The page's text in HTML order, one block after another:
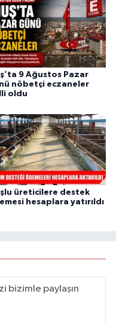
9 Ağustos Pazar
nöbetçi eczaneler
oldu
üreticilere destek
hesaplara yatırıldı